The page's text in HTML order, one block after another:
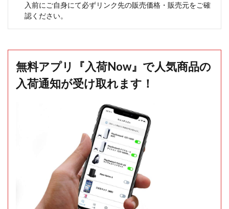
入前にご自身にて必ずリンク先の販売価格・販売元をご確
認ください。
無料アプリ『入荷Now』で人気商品の
入荷通知が受け取れます！